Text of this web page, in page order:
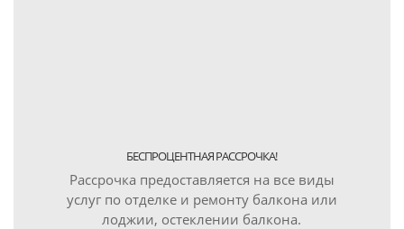
БЕСПРОЦЕНТНАЯ РАССРОЧКА!
Рассрочка предоставляется на все виды
услуг по отделке и ремонту балкона или
лоджии, остеклении балкона.